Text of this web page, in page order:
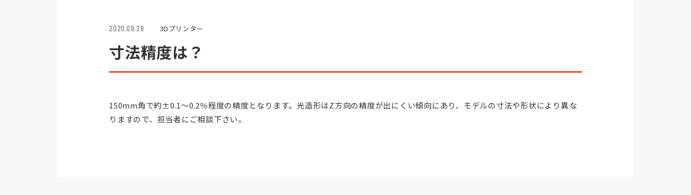
2020.09.28 3Dプリンター
寸法精度は？
150mm角で約±0.1～0.2％程度の精度となります。光造形はZ方向の精度が出にくい傾向にあり、モデルの寸法や形状により異な
りますので、担当者にご相談下さい。